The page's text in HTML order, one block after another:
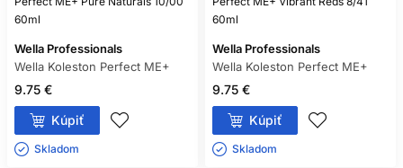
60ml
Wella Professionals
Wella Koleston Perfect ME+
9.75 €
Kúpiť
Skladom ㅤ
60ml
Wella Professionals
Wella Koleston Perfect ME+
9.75 €
Kúpiť
Skladom ㅤ